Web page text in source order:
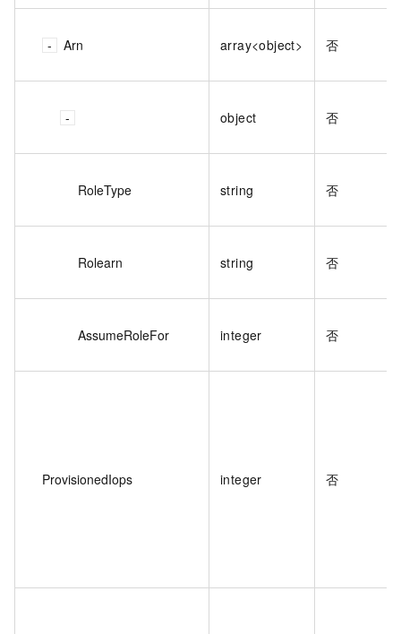
Arn array<object> 否
object 否
RoleType string 否
Rolearn string 否
AssumeRoleFor integer 否
ProvisionedIops integer 否